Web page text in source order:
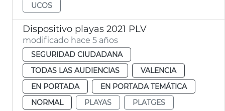
UCOS
Dispositivo playas 2021 PLV
modificado hace 5 años
SEGURIDAD CIUDADANA
TODAS LAS AUDIENCIAS
VALENCIA
EN PORTADA
EN PORTADA TEMÁTICA
NORMAL
PLAYAS
PLATGES